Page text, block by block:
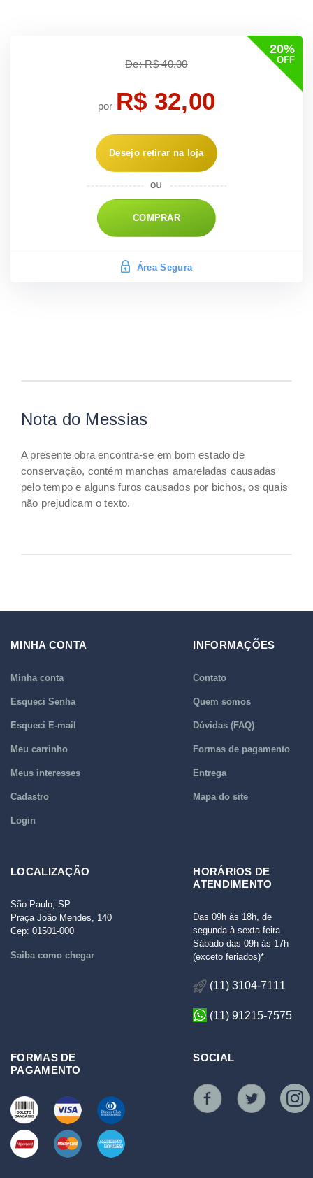
20%
OFF
De: R$ 40,00
por R$ 32,00
Desejo retirar na loja
COMPRAR
Área Segura
Nota do Messias
A presente obra encontra-se em bom estado de
conservação, contém manchas amareladas causadas
pelo tempo e alguns furos causados por bichos, os quais
não prejudicam o texto.
MINHA CONTA
Minha conta
Esqueci Senha
Esqueci E-mail
Meu carrinho
Meus interesses
Cadastro
Login
INFORMAÇÕES
Contato
Quem somos
Dúvidas (FAQ)
Formas de pagamento
Entrega
Mapa do site
LOCALIZAÇÃO
São Paulo, SP
Praça João Mendes, 140
Cep: 01501-000
Saiba como chegar
HORÁRIOS DE
ATENDIMENTO
Das 09h às 18h, de
segunda à sexta-feira
Sábado das 09h às 17h
(exceto feriados)*
(11) 3104-7111
(11) 91215-7575
FORMAS DE
PAGAMENTO
SOCIAL